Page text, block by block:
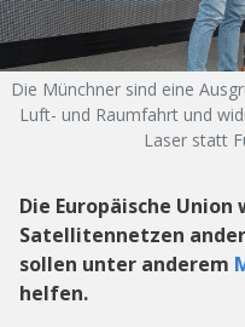
Die Münchner sind eine
Luft- und Raumfahrt und
Laser statt
Die Europäische
Satellitennetzen
sollen unter anderem
helfen.